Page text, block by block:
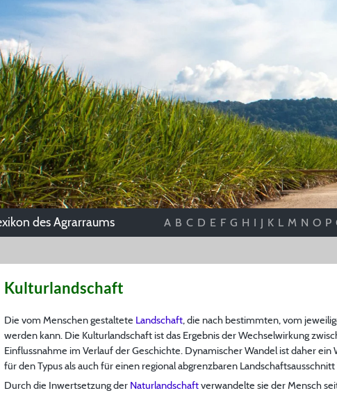
des Agrarraums A B C D E F G H I J K L M N O P
Kulturlandschaft
Die vom Menschen gestaltete Landschaft, die nach bestimmten, vom
werden kann. Die Kulturlandschaft ist das Ergebnis der Wechselwirkung
Einflussnahme im Verlauf der Geschichte. Dynamischer Wandel ist daher
für den Typus als auch für einen regional abgrenzbaren
Durch die Inwertsetzung der Naturlandschaftverwandelte sie der Mensch